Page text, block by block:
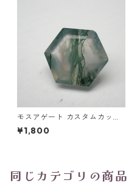
モスアゲート カスタムカット
ルース 1.9ct 8.9mm97.9mm*
4.7mm
¥1,800
同じカテゴリの商品